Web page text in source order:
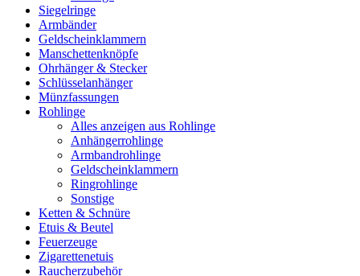
Siegelringe
Armbänder
Geldscheinklammern
Manschettenknöpfe
Ohrhänger & Stecker
Schlüsselanhänger
Münzfassungen
Rohlinge
Alles anzeigen aus Rohlinge
Anhängerrohlinge
Armbandrohlinge
Geldscheinklammern
Ringrohlinge
Sonstige
Ketten & Schnüre
Etuis & Beutel
Feuerzeuge
Zigarettenetuis
Raucherzubehör